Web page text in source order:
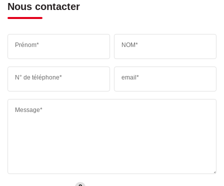
Nous contacter
Prénom* NOM*
N° de téléphone* email*
Message*